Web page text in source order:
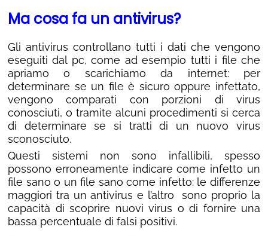
Ma cosa fa un antivirus?
Gli antivirus controllano tutti i dati che vengono
eseguiti dal pc, come ad esempio tutti i file che
apriamo o scarichiamo da internet: per
determinare se un file è sicuro oppure infettato,
vengono comparati con porzioni di virus
conosciuti, o tramite alcuni procedimenti si cerca
di determinare se si tratti di un nuovo virus
sconosciuto.
Questi sistemi non sono infallibili, spesso
possono erroneamente indicare come infetto un
file sano o un file sano come infetto: le differenze
maggiori tra un antivirus e l’altro sono proprio la
capacità di scoprire nuovi virus o di fornire una
bassa percentuale di falsi positivi.